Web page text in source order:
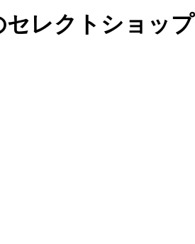
レクトショッ